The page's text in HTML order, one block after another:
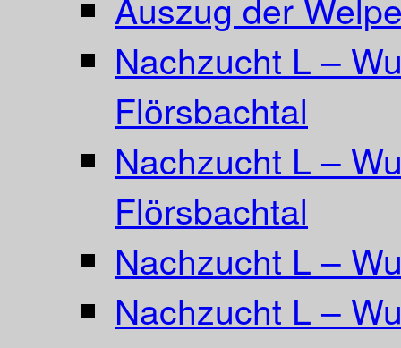
Nachzucht L –
Flörsbachtal
Nachzucht L –
Flörsbachtal
Nachzucht L –
Nachzucht L –